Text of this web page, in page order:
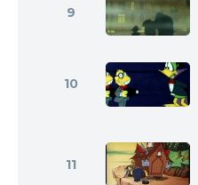
9
10
11